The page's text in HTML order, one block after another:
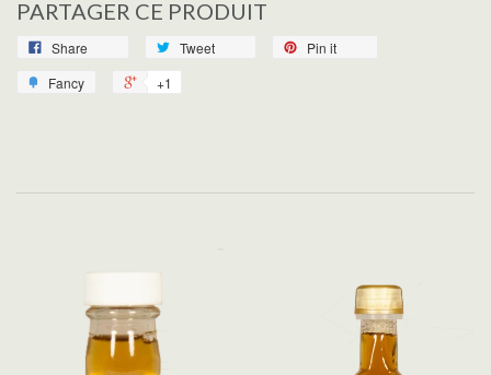
PARTAGER CE PRODUIT
Share Tweet
Pin it
Fancy
+1